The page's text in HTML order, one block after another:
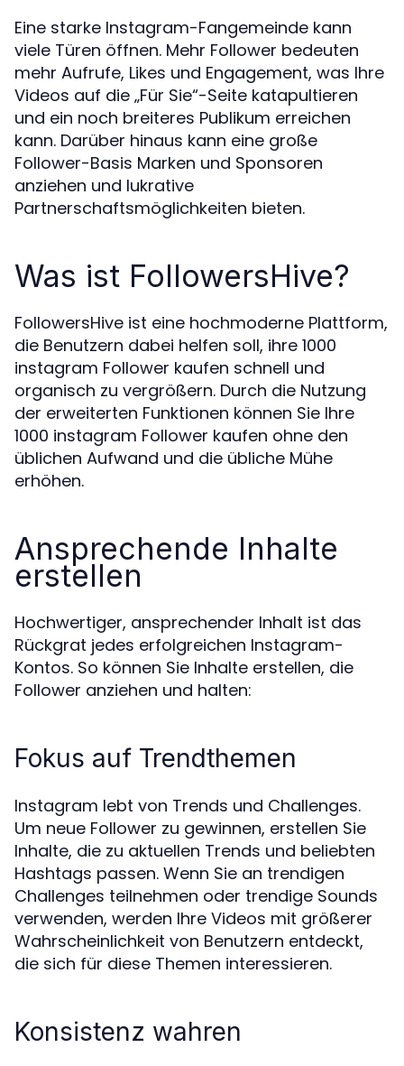
Eine starke Instagram-Fangemeinde kann
viele Türen öffnen. Mehr Follower bedeuten
mehr Aufrufe, Likes und Engagement, was Ihre
Videos auf die „Für Sie“-Seite katapultieren
und ein noch breiteres Publikum erreichen
kann. Darüber hinaus kann eine große
Follower-Basis Marken und Sponsoren
anziehen und lukrative
Partnerschaftsmöglichkeiten bieten.
Was ist FollowersHive?
FollowersHive ist eine hochmoderne Plattform,
die Benutzern dabei helfen soll, ihre 1000
instagram Follower kaufen schnell und
organisch zu vergrößern. Durch die Nutzung
der erweiterten Funktionen können Sie Ihre
1000 instagram Follower kaufen ohne den
üblichen Aufwand und die übliche Mühe
erhöhen.
Ansprechende Inhalte
erstellen
Hochwertiger, ansprechender Inhalt ist das
Rückgrat jedes erfolgreichen Instagram-
Kontos. So können Sie Inhalte erstellen, die
Follower anziehen und halten:
Fokus auf Trendthemen
Instagram lebt von Trends und Challenges.
Um neue Follower zu gewinnen, erstellen Sie
Inhalte, die zu aktuellen Trends und beliebten
Hashtags passen. Wenn Sie an trendigen
Challenges teilnehmen oder trendige Sounds
verwenden, werden Ihre Videos mit größerer
Wahrscheinlichkeit von Benutzern entdeckt,
die sich für diese Themen interessieren.
Konsistenz wahren